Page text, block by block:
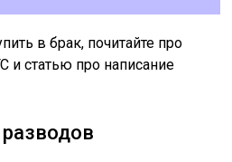
в брак, почитайте про
и статью про написание